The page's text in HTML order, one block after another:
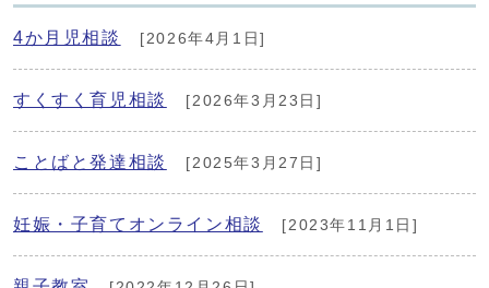
4か月児相談 [2026年4月1日]
すくすく育児相談 [2026年3月23日]
ことばと発達相談 [2025年3月27日]
妊娠・子育てオンライン相談 [2023年11月1日]